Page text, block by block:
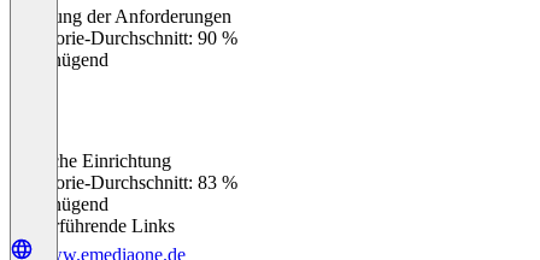
Erfüllung der Anforderungen
Kategorie-Durchschnitt: 90 %
Ungenügend
Einfache Einrichtung
Kategorie-Durchschnitt: 83 %
Ungenügend
Weiterführende Links
www.emediaone.de